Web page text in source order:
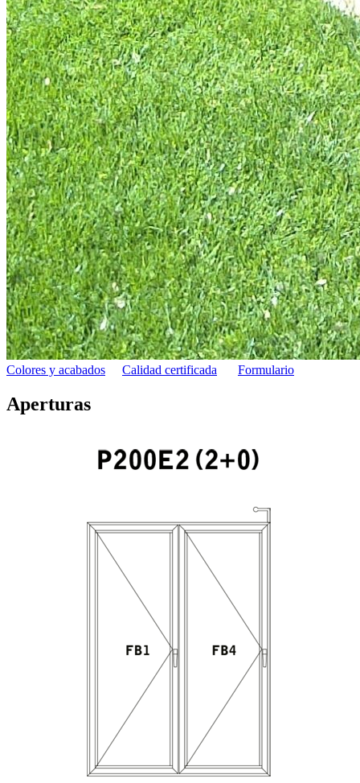
Colores y acabados Calidad certificada Formulario
Aperturas